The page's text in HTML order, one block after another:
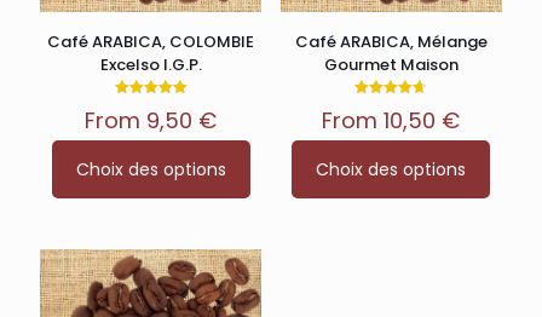
Café ARABICA, COLOMBIE
Excelso I.G.P.
5.00
sur 5
From 9,50 €
Choix des options
produit
a
Les
options
peuvent
Café ARABICA, Mélange
Gourmet Maison
4.67
sur 5
From 10,50 €
Choix des options
produit
a